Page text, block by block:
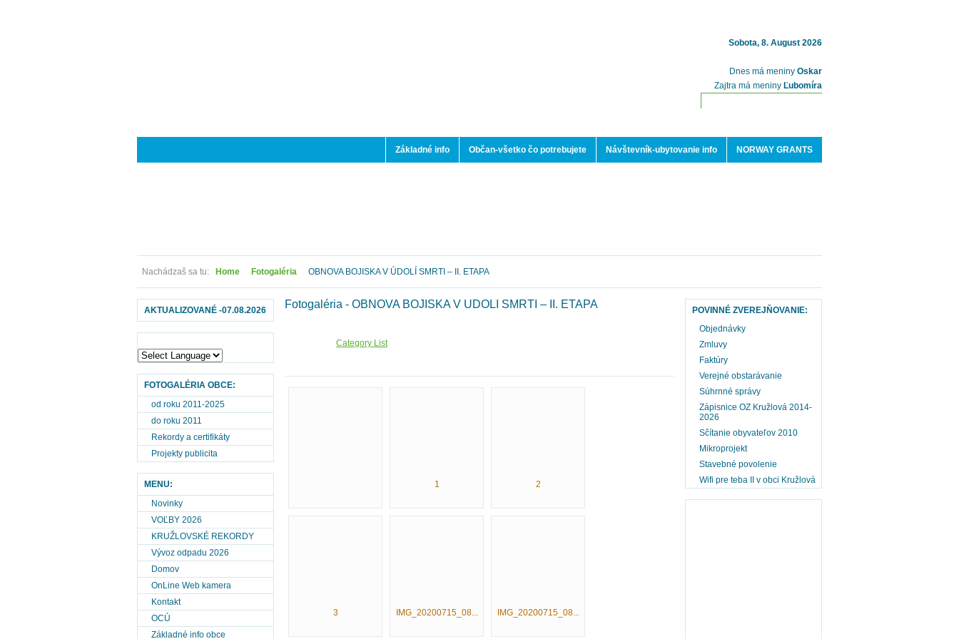
Sobota, 8. August 2026
Dnes má meniny Oskar
Zajtra má meniny Ľubomíra
Základné info Občan-všetko čo potrebujete Návštevník-ubytovanie info NORWAY GRANTS
Nachádzaš sa tu: Home Fotogaléria OBNOVA BOJISKA V ÚDOLÍ SMRTI – II. ETAPA
AKTUALIZOVANÉ -07.08.2026
FOTOGALÉRIA OBCE:
od roku 2011-2025
do roku 2011
Rekordy a certifikáty
Projekty publicita
MENU:
Novinky
VOĽBY 2026
KRUŽLOVSKÉ REKORDY
Vývoz odpadu 2026
Domov
OnLine Web kamera
Kontakt
OCÚ
Základné info obce
Fotogaléria - OBNOVA BOJISKA V ÚDOLÍ SMRTI – II. ETAPA
Category List
1 2
3 IMG_20200715_08... IMG_20200715_08...
POVINNÉ ZVEREJŇOVANIE:
Objednávky
Zmluvy
Faktúry
Verejné obstarávanie
Súhrnné správy
Zápisnice OZ Kružlová 2014-
2026
Sčítanie obyvateľov 2010
Mikroprojekt
Stavebné povolenie
Wifi pre teba II v obci Kružlová